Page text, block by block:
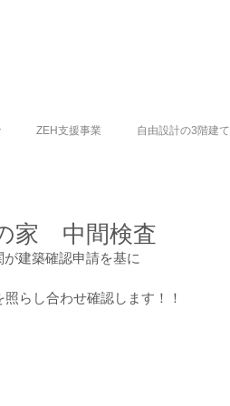
ZEH支援事業 自由設計の3階建て
家 中間検査
建築確認申請を基に
らし合わせ確認します！！